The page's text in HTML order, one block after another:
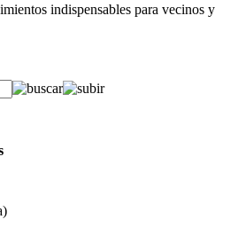
indispensables para vecinos y